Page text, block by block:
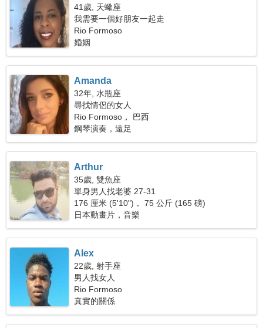
41歲, 天蠍座
我需要一個好朋友一起走
Rio Formoso
婚姻
Amanda
32年, 水瓶座
尋找情侶的女人
Rio Formoso， 巴西
鋼琴演奏，遠足
Arthur
35歲, 雙魚座
單身男人找老婆 27-31
176 厘米 (5'10")， 75 公斤 (165 磅)
日本動畫片，音樂
Alex
22歲, 射手座
男人找女人
Rio Formoso
真實的關係